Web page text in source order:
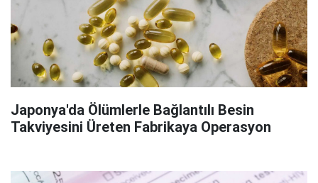
Japonya'da Ölümlerle Bağlantılı Besin
Takviyesini Üreten Fabrikaya Operasyon